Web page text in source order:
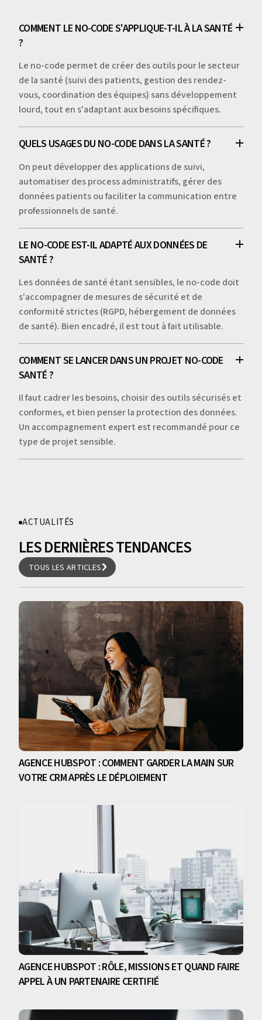
COMMENT LE NO-CODE S'APPLIQUE-T-IL À LA SANTÉ
?
Le no-code permet de créer des outils pour le secteur
de la santé (suivi des patients, gestion des rendez-
vous, coordination des équipes) sans développement
lourd, tout en s'adaptant aux besoins spécifiques.
QUELS USAGES DU NO-CODE DANS LA SANTÉ ?
On peut développer des applications de suivi,
automatiser des process administratifs, gérer des
données patients ou faciliter la communication entre
professionnels de santé.
LE NO-CODE EST-IL ADAPTÉ AUX DONNÉES DE
SANTÉ ?
Les données de santé étant sensibles, le no-code doit
s'accompagner de mesures de sécurité et de
conformité strictes (RGPD, hébergement de données
de santé). Bien encadré, il est tout à fait utilisable.
COMMENT SE LANCER DANS UN PROJET NO-CODE
SANTÉ ?
Il faut cadrer les besoins, choisir des outils sécurisés et
conformes, et bien penser la protection des données.
Un accompagnement expert est recommandé pour ce
type de projet sensible.
ACTUALITÉS
LES DERNIÈRES TENDANCES
TOUS LES ARTICLES
TOUS LES ARTICLES
AGENCE HUBSPOT : COMMENT GARDER LA MAIN SUR
VOTRE CRM APRÈS LE DÉPLOIEMENT
AGENCE HUBSPOT : RÔLE, MISSIONS ET QUAND FAIRE
APPEL À UN PARTENAIRE CERTIFIÉ